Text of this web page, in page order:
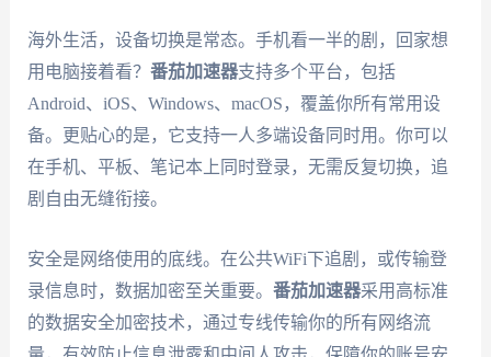
海外生活，设备切换是常态。手机看一半的剧，回家想
用电脑接着看？ 番茄加速器支持多个平台，包括
Android、iOS、Windows、macOS，覆盖你所有常用设
备。更贴心的是，它支持一人多端设备同时用。你可以
在手机、平板、笔记本上同时登录，无需反复切换，追
剧自由无缝衔接。
安全是网络使用的底线。在公共WiFi下追剧，或传输登
录信息时，数据加密至关重要。 番茄加速器采用高标准
的数据安全加密技术，通过专线传输你的所有网络流